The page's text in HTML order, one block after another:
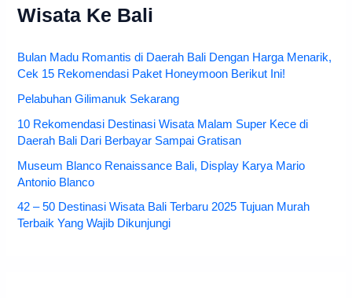
Wisata Ke Bali
Bulan Madu Romantis di Daerah Bali Dengan Harga Menarik,
Cek 15 Rekomendasi Paket Honeymoon Berikut Ini!
Pelabuhan Gilimanuk Sekarang
10 Rekomendasi Destinasi Wisata Malam Super Kece di
Daerah Bali Dari Berbayar Sampai Gratisan
Museum Blanco Renaissance Bali, Display Karya Mario
Antonio Blanco
42 – 50 Destinasi Wisata Bali Terbaru 2025 Tujuan Murah
Terbaik Yang Wajib Dikunjungi